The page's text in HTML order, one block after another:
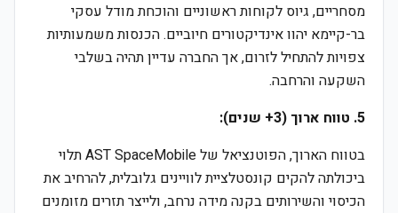
מסחריים, גיוס לקוחות ראשוניים והוכחת מודל עסקי
בר-קיימא יהוו אינדיקטורים חיוביים. הכנסות משמעותיות
צפויות להתחיל לזרום, אך החברה עדיין תהיה בשלבי
השקעה והרחבה.
5. טווח ארוך (3+ שנים):
בטווח הארוך, הפוטנציאל של AST SpaceMobile תלוי
ביכולתה להקים קונסטלציית לוויינים גלובלית, להרחיב את
הכיסוי והשירותים בקנה מידה נרחב, ולייצר תזרים מזומנים